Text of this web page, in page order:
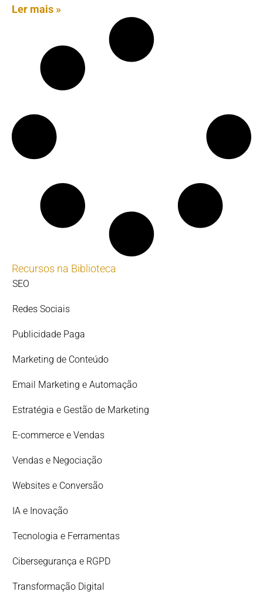
Ler mais »
Recursos na Biblioteca
SEO
Redes Sociais
Publicidade Paga
Marketing de Conteúdo
Email Marketing e Automação
Estratégia e Gestão de Marketing
E-commerce e Vendas
Vendas e Negociação
Websites e Conversão
IA e Inovação
Tecnologia e Ferramentas
Cibersegurança e RGPD
Transformação Digital